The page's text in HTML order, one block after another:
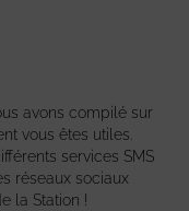
avons compilé sur
vous êtes utiles.
services SMS
réseaux sociaux
la Station !